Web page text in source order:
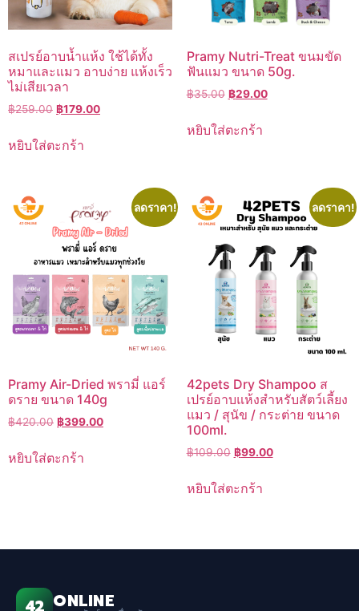
สเปรย์อาบน้ำแห้ง ใช้ได้ทั้ง
หมาและแมว อาบง่าย แห้งเร็ว
ไม่เสียเวลา
฿259.00 Original
was:
฿179.00Current
หยิบใส่ตะกร้า
Pramy Nutri-Treat ขนมขัด
ฟันแมว ขนาด 50g.
฿35.00 Original
was:
฿29.00Current
หยิบใส่ตะกร้า
ลดราคา!
Pramy Air-Dried พรามี่ แอร์
ดราย ขนาด 140g
฿420.00 Original
was:
฿399.00Current
หยิบใส่ตะกร้า
ลดราคา!
42pets Dry Shampoo ส
เปรย์อาบแห้งสำหรับสัตว์เลี้ยง
แมว / สุนัข / กระต่าย ขนาด
100ml.
฿109.00 Original
was:
฿99.00Current
หยิบใส่ตะกร้า
42 ONLINE